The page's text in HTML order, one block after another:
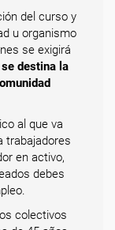
del curso y
u organismo
se exigirá
destina la
al que va
trabajadores
en activo,
debes
colectivos